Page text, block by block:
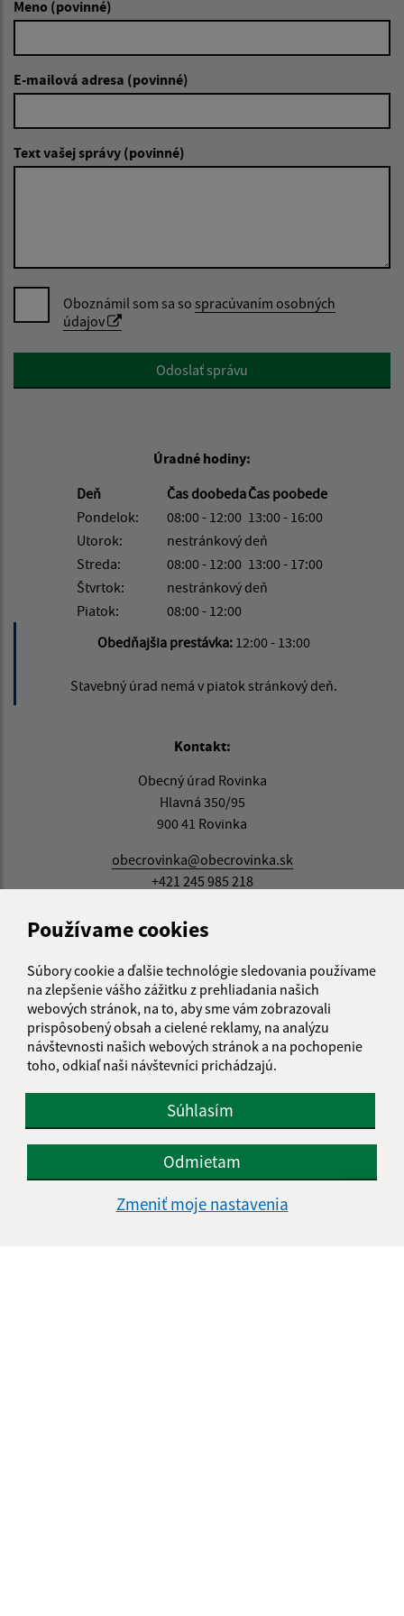
Používame cookies
Súbory cookie a ďalšie technológie sledovania používame
na zlepšenie vášho zážitku z prehliadania našich
webových stránok, na to, aby sme vám zobrazovali
prispôsobený obsah a cielené reklamy, na analýzu
návštevnosti našich webových stránok a na pochopenie
toho, odkiaľ naši návštevníci prichádzajú.
Súhlasím
Odmietam
Zmeniť moje nastavenia
Meno (povinné)
E-mailová adresa (povinné)
Text vašej správy (povinné)
Oboznámil som sa so spracúvaním osobných
údajov
Google reCaptcha ResponseOdoslať správu
Úradné hodiny:
Deň
Čas doobedaČas poobede
Pondelok:
08:00 - 12:00 13:00 - 16:00
Utorok:
nestránkový deň
Streda:
08:00 - 12:00 13:00 - 17:00
Štvrtok:
nestránkový deň
Piatok:
08:00 - 12:00
Obedňajšia prestávka: 12:00 - 13:00
Stavebný úrad nemá v piatok stránkový deň.
Kontakt:
Obecný úrad Rovinka
Hlavná 350/95
900 41 Rovinka
obecrovinka@obecrovinka.sk
+421 245 985 218
IČO: 00305057